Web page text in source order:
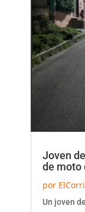
Joven
de moto
por
Un joven